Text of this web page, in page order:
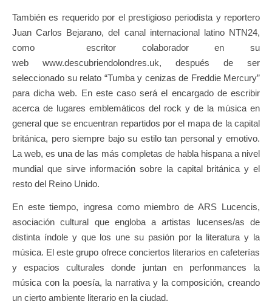
También es requerido por el prestigioso periodista y reportero
Juan Carlos Bejarano, del canal internacional latino NTN24,
como escritor colaborador en su
web www.descubriendolondres.uk, después de ser
seleccionado su relato “Tumba y cenizas de Freddie Mercury”
para dicha web. En este caso será el encargado de escribir
acerca de lugares emblemáticos del rock y de la música en
general que se encuentran repartidos por el mapa de la capital
británica, pero siempre bajo su estilo tan personal y emotivo.
La web, es una de las más completas de habla hispana a nivel
mundial que sirve información sobre la capital británica y el
resto del Reino Unido.
En este tiempo, ingresa como miembro de ARS Lucencis,
asociación cultural que engloba a artistas lucenses/as de
distinta índole y que los une su pasión por la literatura y la
música. El este grupo ofrece conciertos literarios en cafeterías
y espacios culturales donde juntan en perfonmances la
música con la poesía, la narrativa y la composición, creando
un cierto ambiente literario en la ciudad.